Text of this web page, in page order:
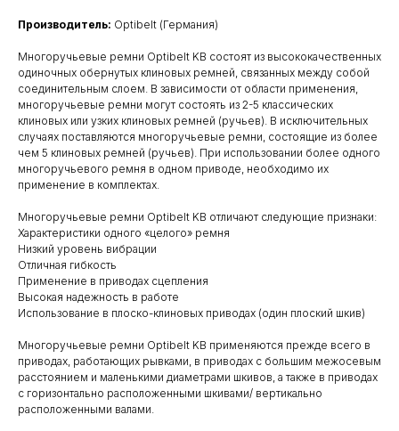
Производитель: Optibelt (Германия)
Многоручьевые ремни Optibelt KB состоят из высококачественных
одиночных обернутых клиновых ремней, связанных между собой
соединительным слоем. В зависимости от области применения,
многоручьевые ремни могут состоять из 2-5 классических
клиновых или узких клиновых ремней (ручьев). В исключительных
случаях поставляются многоручьевые ремни, состоящие из более
чем 5 клиновых ремней (ручьев). При использовании более одного
многоручьевого ремня в одном приводе, необходимо их
применение в комплектах.
Многоручьевые ремни Optibelt KB отличают следующие признаки:
Характеристики одного «целого» ремня
Низкий уровень вибрации
Отличная гибкость
Применение в приводах сцепления
Высокая надежность в работе
Использование в плоско-клиновых приводах (один плоский шкив)
Многоручьевые ремни Optibelt KB применяются прежде всего в
приводах, работающих рывками, в приводах с большим межосевым
расстоянием и маленькими диаметрами шкивов, а также в приводах
с горизонтально расположенными шкивами/ вертикально
расположенными валами.